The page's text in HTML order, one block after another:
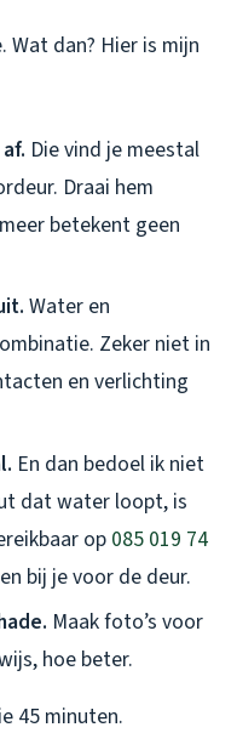
Wat dan? Hier is mijn
Die vind je meestal
Draai hem
betekent geen
Water en
Zeker niet in
en verlichting
En dan bedoel ik niet
dat water loopt, is
op 085 019 74
bij je voor de deur.
Maak foto’s voor
hoe beter.
45 minuten.